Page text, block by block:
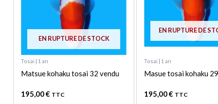
EN RUPTURE DE STOCK
Tosai | 1 an
Matsue kohaku tosai 32 vendu
195,00€ TTC
EN RUPTURE DE
Tosai | 1 an
Masue tosai kohaku
195,00€ TTC